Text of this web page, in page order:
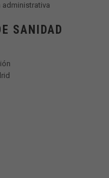
SANIDAD